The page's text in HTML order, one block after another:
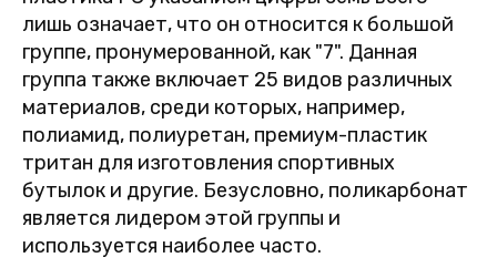
лишь означает, что он относится к большой
группе, пронумерованной, как "7". Данная
группа также включает 25 видов различных
материалов, среди которых, например,
полиамид, полиуретан, премиум-пластик
тритан для изготовления спортивных
бутылок и другие. Безусловно, поликарбонат
является лидером этой группы и
используется наиболее часто.